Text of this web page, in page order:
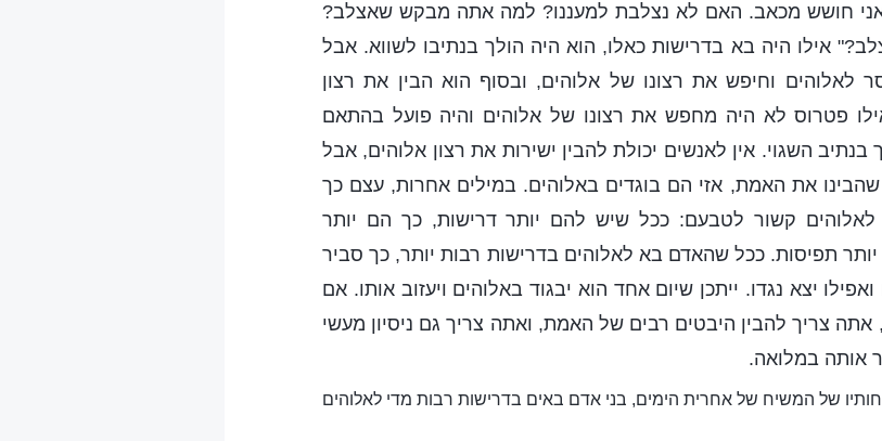
אני חושש מכאב. האם לא נצלבת למעננו? למה אתה מבקש שאצלב?
אילו היה בא בדרישות כאלו, הוא היה הולך בנתיבו לשווא. אבל
וחיפש את רצונו של אלוהים, ובסוף הוא הבין את רצון
פטרוס לא היה מחפש את רצונו של אלוהים והיה פועל בהתאם
השגוי. אין לאנשים יכולת להבין ישירות את רצון אלוהים, אבל
את האמת, אזי הם בוגדים באלוהים. במילים אחרות, עצם כך
קשור לטבעם: ככל שיש להם יותר דרישות, כך הם יותר
יותר תפיסות. ככל שהאדם בא לאלוהים בדרישות רבות יותר, כך סביר
יצא נגדו. ייתכן שיום אחד הוא יבגוד באלוהים ויעזוב אותו. אם
צריך להבין היבטים רבים של האמת, ואתה צריך גם ניסיון מעשי
אותה במלואה.
של המשיח של אחרית הימים, בני אדם באים בדרישות רבות מדי לאלוהים